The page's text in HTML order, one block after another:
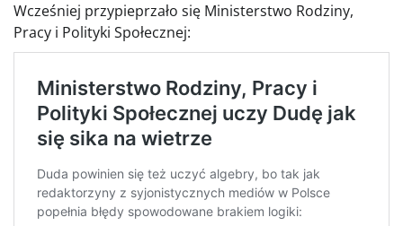
Wcześniej przypieprzało się Ministerstwo Rodziny,
Pracy i Polityki Społecznej: